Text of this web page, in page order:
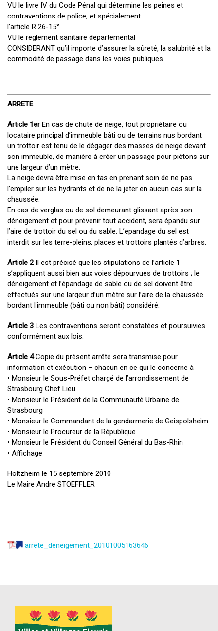
VU le livre IV du Code Pénal qui détermine les peines et
contraventions de police, et spécialement
l’article R 26-15°
VU le règlement sanitaire départemental
CONSIDERANT qu’il importe d’assurer la sûreté, la salubrité et la
commodité de passage dans les voies publiques
ARRETE
Article 1erEn cas de chute de neige, tout propriétaire ou
locataire principal d’immeuble bâti ou de terrains nus bordant
un trottoir est tenu de le dégager des masses de neige devant
son immeuble, de manière à créer un passage pour piétons sur
une largeur d’un mètre.
La neige devra être mise en tas en prenant soin de ne pas
l’empiler sur les hydrants et de ne la jeter en aucun cas sur la
chaussée.
En cas de verglas ou de sol demeurant glissant après son
déneigement et pour prévenir tout accident, sera épandu sur
l’aire de trottoir du sel ou du sable. L’épandage du sel est
interdit sur les terre-pleins, places et trottoirs plantés d’arbres.
Article 2Il est précisé que les stipulations de l’article 1
s’appliquent aussi bien aux voies dépourvues de trottoirs ; le
déneigement et l’épandage de sable ou de sel doivent être
effectués sur une largeur d’un mètre sur l’aire de la chaussée
bordant l’immeuble (bâti ou non bâti) considéré.
Article 3 Les contraventions seront constatées et poursuivies
conformément aux lois.
Article 4Copie du présent arrêté sera transmise pour
information et exécution – chacun en ce qui le concerne à
• Monsieur le Sous-Préfet chargé de l’arrondissement de
Strasbourg Chef Lieu
• Monsieur le Président de la Communauté Urbaine de
Strasbourg
• Monsieur le Commandant de la gendarmerie de Geispolsheim
• Monsieur le Procureur de la République
• Monsieur le Président du Conseil Général du Bas-Rhin
• Affichage
Holtzheim le 15 septembre 2010
Le Maire André STOEFFLER
arrete_deneigement_20101005163646